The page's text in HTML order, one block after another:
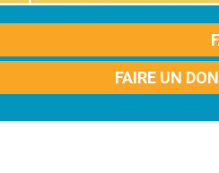
FAIRE UN